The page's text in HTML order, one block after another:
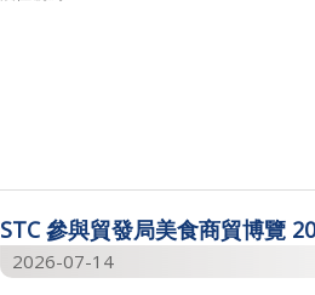
STC 參與貿發局美食商貿博覽
2026-07-14